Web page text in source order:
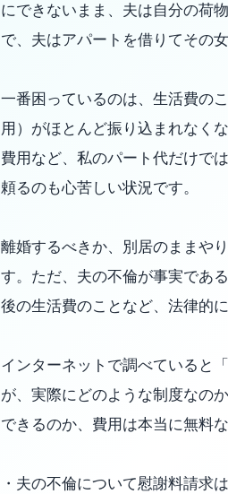
にできないまま、夫は自分の荷
で、夫はアパートを借りてその
一番困っているのは、生活費の
用）がほとんど振り込まれなく
費用など、私のパート代だけで
頼るのも心苦しい状況です。
離婚するべきか、別居のままや
す。ただ、夫の不倫が事実であ
後の生活費のことなど、法律的
インターネットで調べていると
が、実際にどのような制度なの
できるのか、費用は本当に無料
・夫の不倫について慰謝料請求